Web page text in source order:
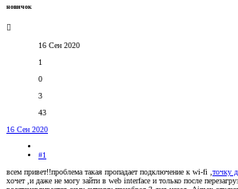
новичок
16 Сен 2020
1
0
3
43
16 Сен 2020
#1
всем привет!!проблема такая пропадает подключение к wi-fi , точку
хочет ,и даже не могу зайти в web interface и только после